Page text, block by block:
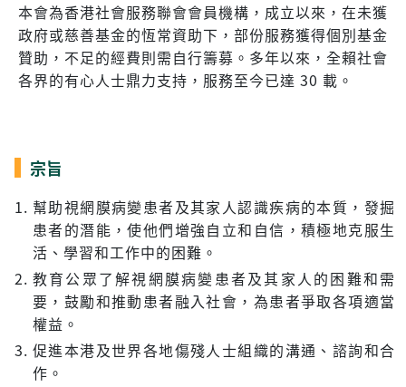
本會為香港社會服務聯會會員機構，成立以來，在未獲
政府或慈善基金的恆常資助下，部份服務獲得個別基金
贊助，不足的經費則需自行籌募。多年以來，全賴社會
各界的有心人士鼎力支持，服務至今已達 30 載。
宗旨
幫助視網膜病變患者及其家人認識疾病的本質，發掘
患者的潛能，使他們增強自立和自信，積極地克服生
活、學習和工作中的困難。
教育公眾了解視網膜病變患者及其家人的困難和需
要，鼓勵和推動患者融入社會，為患者爭取各項適當
權益。
促進本港及世界各地傷殘人士組織的溝通、諮詢和合
作。